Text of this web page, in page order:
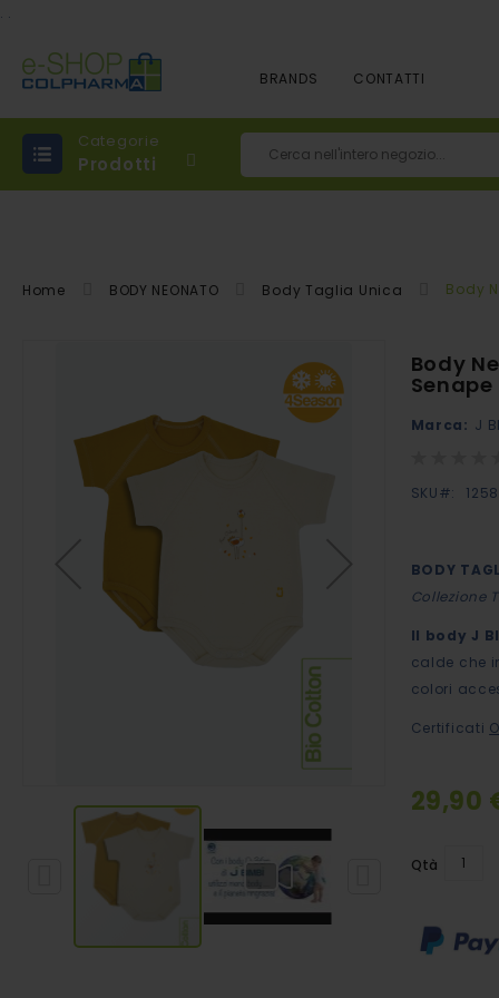
. .
BRANDS CONTATTI
Categorie
Prodotti Cerca
Home BODY NEONATO Body Taglia Unica Body
Body
Senape
Marca: J
SKU
BODY
Collezione
Il body J
calde che
colori
Certificati
29,90
Qtà
galleria